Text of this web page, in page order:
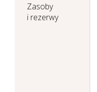
Zasoby
i rezerwy